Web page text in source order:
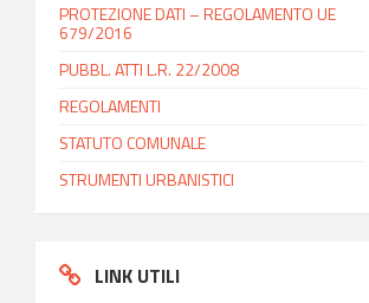
PROTEZIONE DATI – REGOLAMENTO UE
679/2016
PUBBL. ATTI L.R. 22/2008
REGOLAMENTI
STATUTO COMUNALE
STRUMENTI URBANISTICI
LINK UTILI